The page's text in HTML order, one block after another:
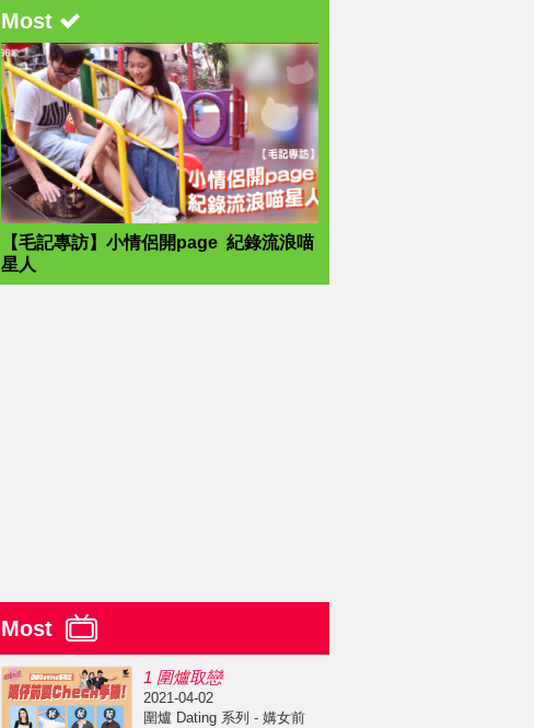
Most
【毛記專訪】小情侶開page 紀錄流浪喵
星人
Most
1 圍爐取戀
2021-04-02
圍爐 Dating 系列 - 媾女前